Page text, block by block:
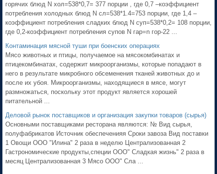
горячих блюд N хол=538*0,7= 377 порции , где 0,7 –коэффициент
потребления холодных блюд N сл=538*1.4=753 порции, где 1,4 –
коэффициент потребления сладких блюд N суп=538*0,2= 108 порции,
где 0,2-коэффициент потребления супов N гар=n гор-22 ...
Контаминация мясной туши при боенских операциях
Мясо животных и птицы, получаемое на мясокомбинатах и
птицекомбинатах, содержит микроорганизмы, которые попадают в
него в результате микробного обсеменения тканей животных до и
после их убоя. Микроорганизмы, находящиеся в мясе, могут
размножаться, поскольку этот продукт является хорошей
питательной ...
Деловой рынок поставщиков и организация закупки товаров (сырья)
Основными поставщиками ресторана являются: № Вид сырья,
полуфабрикатов Источник обеспеченияя Сроки завоза Вид поставки
1 Овощи ООО "Илина" 2 раза в неделю Централизованная 2
Гастрономические продукты,специи ООО" Сладкая жизнь" 2 раза в
месяц Централизованная 3 Мясо ООО" Сла ...